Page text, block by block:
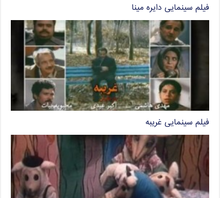
فیلم سینمایی دایره مینا
فیلم سینمایی غریبه